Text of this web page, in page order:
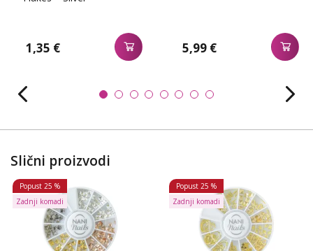
1,35 € 5,99 €
Slični proizvodi
Popust 25 %
Zadnji komadi
Popust 25 %
Zadnji komadi